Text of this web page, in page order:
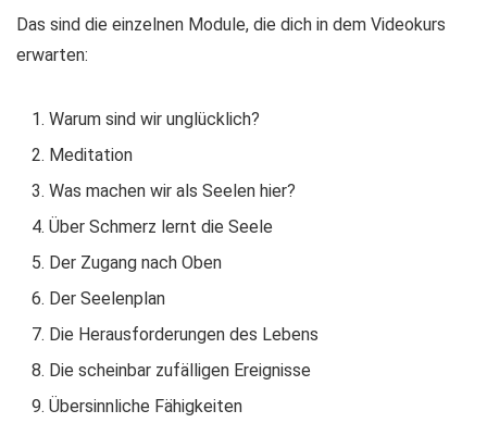
Das sind die einzelnen Module, die dich in dem Videokurs
erwarten:
Warum sind wir unglücklich?
Meditation
Was machen wir als Seelen hier?
Über Schmerz lernt die Seele
Der Zugang nach Oben
Der Seelenplan
Die Herausforderungen des Lebens
Die scheinbar zufälligen Ereignisse
Übersinnliche Fähigkeiten